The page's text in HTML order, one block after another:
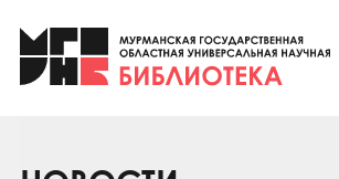
Клуб «Гиря и сельдерей»
Клуб «Семейный архив»
Коллегам